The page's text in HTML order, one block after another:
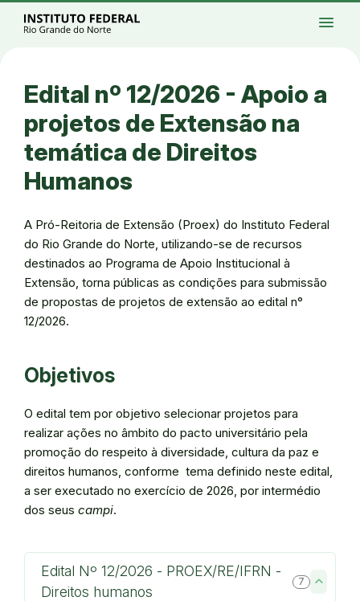
Ir para a página inicial
Ir para a busca
Alto contraste
Login da Área Administrativa
Acessibilidade
menu
Edital nº 12/2026 - Apoio a
projetos de Extensão na
temática de Direitos
Humanos
A Pró-Reitoria de Extensão (Proex) do Instituto Federal
do Rio Grande do Norte, utilizando-se de recursos
destinados ao Programa de Apoio Institucional à
Extensão, torna públicas as condições para submissão
de propostas de projetos de extensão ao edital n°
12/2026.
Objetivos
O edital tem por objetivo selecionar projetos para
realizar ações no âmbito do pacto universitário pela
promoção do respeito à diversidade, cultura da paz e
direitos humanos, conforme tema definido neste edital,
a ser executado no exercício de 2026, por intermédio
dos seus campi.
Edital Nº 12/2026 - PROEX/RE/IFRN -
Direitos humanos
7